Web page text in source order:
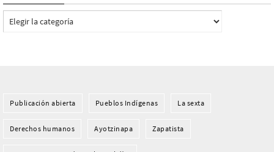
Categorías
Publicación abierta Pueblos Indí­genas La sexta
Derechos humanos Ayotzinapa Zapatista